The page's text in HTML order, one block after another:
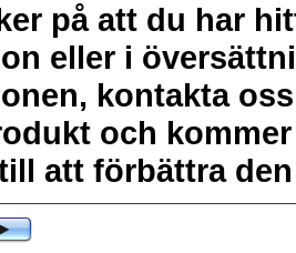
på att du har
eller i
kontakta
och
att förbättra